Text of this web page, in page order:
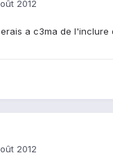
2012
a c3ma de l'inclure
2012